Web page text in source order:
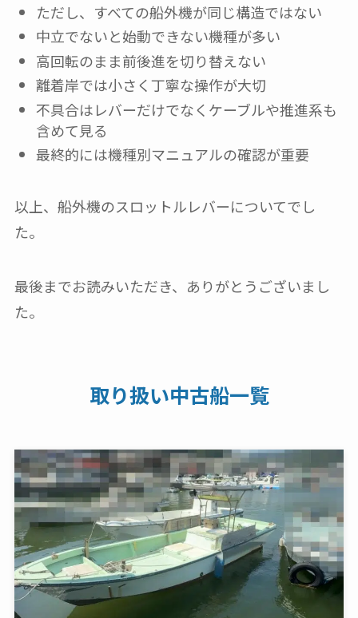
ただし、すべての船外機が同じ構造ではない
中立でないと始動できない機種が多い
高回転のまま前後進を切り替えない
離着岸では小さく丁寧な操作が大切
不具合はレバーだけでなくケーブルや推進系も
含めて見る
最終的には機種別マニュアルの確認が重要
以上、船外機のスロットルレバーについてでし
た。
最後までお読みいただき、ありがとうございまし
た。
取り扱い中古船一覧